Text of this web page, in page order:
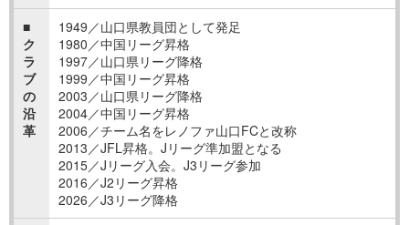
■
ク
ラ
ブ
の
沿
革
1949／山口県教員団として発足
1980／中国リーグ昇格
1997／山口県リーグ降格
1999／中国リーグ昇格
2003／山口県リーグ降格
2004／中国リーグ昇格
2006／チーム名をレノファ山口FCと改称
2013／JFL昇格。Jリーグ準加盟となる
2015／Jリーグ入会。J3リーグ参加
2016／J2リーグ昇格
2026／J3リーグ降格